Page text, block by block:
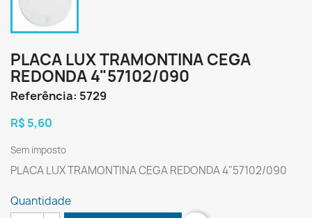
PLACA LUX TRAMONTINA CEGA
REDONDA 4"57102/090
Referência: 5729
R$ 5,60
Sem imposto
PLACA LUX TRAMONTINA CEGA REDONDA 4"57102/090
Quantidade